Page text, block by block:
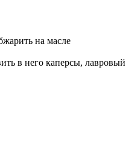
на масле
в него каперсы, лавровый